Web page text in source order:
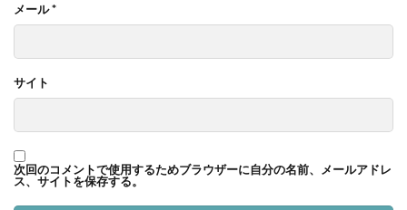
メール*
サイト
次回のコメントで使用するためブラウザーに自分の名前、メールアドレ
ス、サイトを保存する。